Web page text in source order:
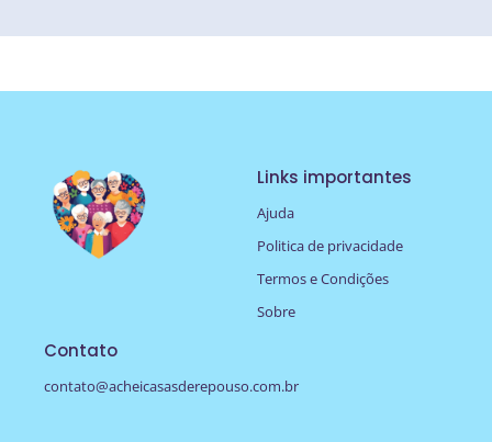
Links importantes
Ajuda
Politica de privacidade
Termos e Condições
Sobre
Contato
contato@acheicasasderepouso.com.br